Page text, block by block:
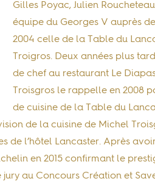
Gilles Poyac, Julien
équipe du Georges V auprès
2004 celle de la Table du
Troigros. Deux années plus
de chef au restaurant Le
Troisgros le rappelle en 2008
de cuisine de la Table du
de la cuisine de Michel
de l’hôtel Lancaster. Après
en 2015 confirmant le
au Concours Création et